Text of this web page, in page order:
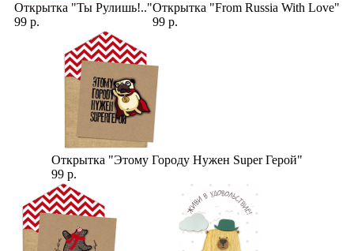
Открытка "Ты Рулишь!.."
99 р.
Открытка "From Russia With Love"
99 р.
Открытка "Этому Городу Нужен Super Герой"
99 р.